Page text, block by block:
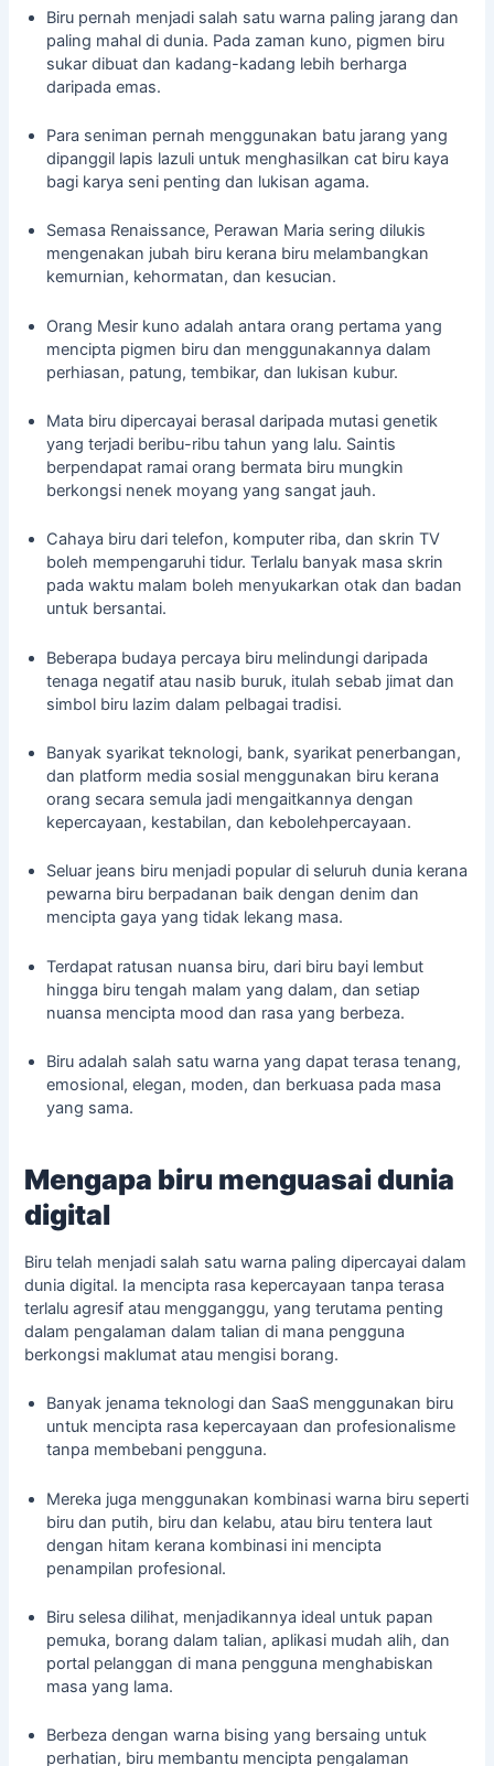
Biru pernah menjadi salah satu warna paling jarang dan
paling mahal di dunia. Pada zaman kuno, pigmen biru
sukar dibuat dan kadang-kadang lebih berharga
daripada emas.
Para seniman pernah menggunakan batu jarang yang
dipanggil lapis lazuli untuk menghasilkan cat biru kaya
bagi karya seni penting dan lukisan agama.
Semasa Renaissance, Perawan Maria sering dilukis
mengenakan jubah biru kerana biru melambangkan
kemurnian, kehormatan, dan kesucian.
Orang Mesir kuno adalah antara orang pertama yang
mencipta pigmen biru dan menggunakannya dalam
perhiasan, patung, tembikar, dan lukisan kubur.
Mata biru dipercayai berasal daripada mutasi genetik
yang terjadi beribu-ribu tahun yang lalu. Saintis
berpendapat ramai orang bermata biru mungkin
berkongsi nenek moyang yang sangat jauh.
Cahaya biru dari telefon, komputer riba, dan skrin TV
boleh mempengaruhi tidur. Terlalu banyak masa skrin
pada waktu malam boleh menyukarkan otak dan badan
untuk bersantai.
Beberapa budaya percaya biru melindungi daripada
tenaga negatif atau nasib buruk, itulah sebab jimat dan
simbol biru lazim dalam pelbagai tradisi.
Banyak syarikat teknologi, bank, syarikat penerbangan,
dan platform media sosial menggunakan biru kerana
orang secara semula jadi mengaitkannya dengan
kepercayaan, kestabilan, dan kebolehpercayaan.
Seluar jeans biru menjadi popular di seluruh dunia kerana
pewarna biru berpadanan baik dengan denim dan
mencipta gaya yang tidak lekang masa.
Terdapat ratusan nuansa biru, dari biru bayi lembut
hingga biru tengah malam yang dalam, dan setiap
nuansa mencipta mood dan rasa yang berbeza.
Biru adalah salah satu warna yang dapat terasa tenang,
emosional, elegan, moden, dan berkuasa pada masa
yang sama.
Mengapa biru menguasai dunia
digital
Biru telah menjadi salah satu warna paling dipercayai dalam
dunia digital. Ia mencipta rasa kepercayaan tanpa terasa
terlalu agresif atau mengganggu, yang terutama penting
dalam pengalaman dalam talian di mana pengguna
berkongsi maklumat atau mengisi borang.
Banyak jenama teknologi dan SaaS menggunakan biru
untuk mencipta rasa kepercayaan dan profesionalisme
tanpa membebani pengguna.
Mereka juga menggunakan kombinasi warna biru seperti
biru dan putih, biru dan kelabu, atau biru tentera laut
dengan hitam kerana kombinasi ini mencipta
penampilan profesional.
Biru selesa dilihat, menjadikannya ideal untuk papan
pemuka, borang dalam talian, aplikasi mudah alih, dan
portal pelanggan di mana pengguna menghabiskan
masa yang lama.
Berbeza dengan warna bising yang bersaing untuk
perhatian, biru membantu mencipta pengalaman